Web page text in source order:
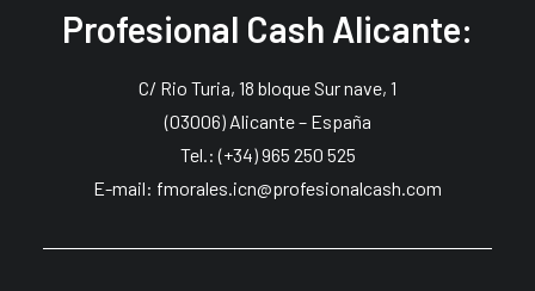
Profesional Cash Alicante:
C/ Rio Turia, 18 bloque Sur nave, 1
(03006) Alicante – España
Tel.: (+34) 965 250 525
E-mail: fmorales.icn@profesionalcash.com